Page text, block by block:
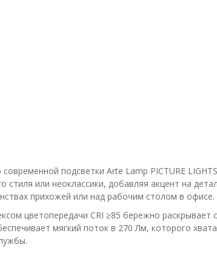
подсветки Arte Lamp PICTURE
стиля или неоклассики, добавляя акцент на
прихожей или над рабочим столом в офисе.
цветопередачи CRI ≥85 бережно
мягкий поток в 270 Лм, которого